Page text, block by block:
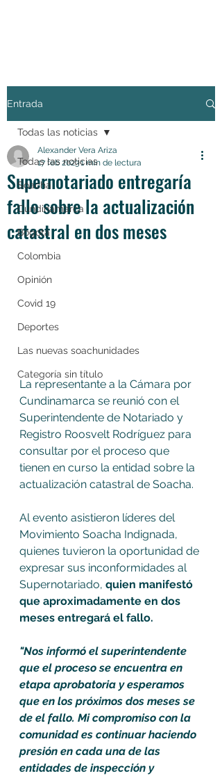
Entrada
Todas las noticias
Soacha
Cundinamarca
Bogotá
Colombia
Opinión
Covid 19
Deportes
Las nuevas soachunidades
Categoría sin título
Todas las noticias
Supernotariado entregaría
fallo sobre la actualización
catastral en dos meses
Alexander Vera Ariza
17 feb 20231 min de lectura
La representante a la Cámara por
Cundinamarca se reunió con el
Superintendente de Notariado y
Registro Roosvelt Rodríguez para
consultar por el proceso que
tienen en curso la entidad sobre la
actualización catastral de Soacha.
Al evento asistieron líderes del
Movimiento Soacha Indignada,
quienes tuvieron la oportunidad de
expresar sus inconformidades al
Supernotariado, quien manifestó
que aproximadamente en dos
meses entregará el fallo.
"Nos informó el superintendente
que el proceso se encuentra en
etapa aprobatoria y esperamos
que en los próximos dos meses se
de el fallo. Mi compromiso con la
comunidad es continuar haciendo
presión en cada una de las
entidades de inspección y